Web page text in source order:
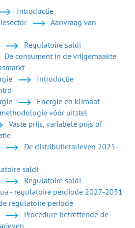
Introductie
Aanvraag van
Regulatoire saldi
De consument in de vrijgemaakte
Introductie
Energie en klimaat
vóór uitstel
Vaste prijs, variabele prijs of
De distributietarieven 2025-
saldi
Regulatoire saldi
- regulatoire perdiode 2027-2031
regulatoire periode
Procedure betreffende de